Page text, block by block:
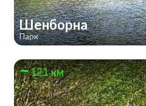
Шенборна
Парк
121 км